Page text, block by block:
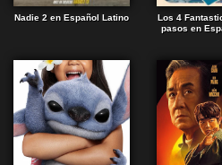
Nadie 2 en Español Latino
Los 4
pasos en